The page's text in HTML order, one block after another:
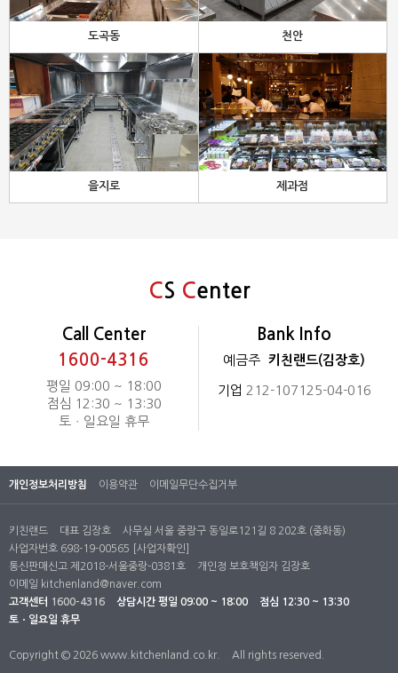
도곡동 천안
을지로 제과점
CS Center
Call Center
1600-4316
평일 09:00 ~ 18:00
점심 12:30 ~ 13:30
토ㆍ일요일 휴무
Bank Info
예금주 키친랜드(김장호)
기업 212-107125-04-016
개인정보처리방침 이용약관 이메일무단수집거부
키친랜드 대표 김장호
사무실 서울 중랑구 동일로121길 8 202호 (중화동)
사업자번호 698-19-00565
[사업자확인]
통신판매신고 제2018-서울중랑-0381호
개인정 보호책임자 김장호
이메일 kitchenland@naver.com
고객센터 1600-4316 상담시간 평일 09:00 ~ 18:00
점심 12:30 ~ 13:30
토ㆍ일요일 휴무
Copyright © 2026 www.kitchenland.co.kr. All rights reserved.